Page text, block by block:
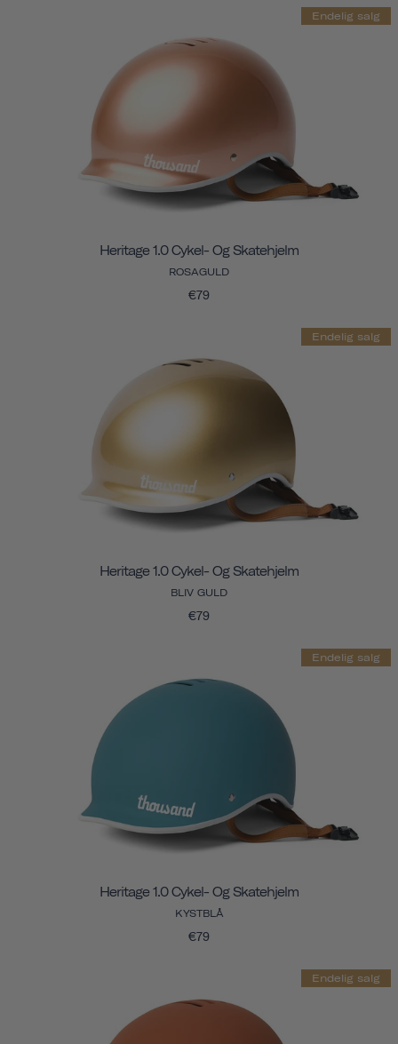
Endelig salg
Heritage 1.0 Cykel- Og Skatehjelm
ROSAGULD
€79
Endelig salg
Heritage 1.0 Cykel- Og Skatehjelm
BLIV GULD
€79
Endelig salg
Heritage 1.0 Cykel- Og Skatehjelm
KYSTBLÅ
€79
Endelig salg